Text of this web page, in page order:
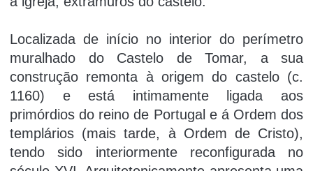
Localizada de iní­cio no interior do perí­metro
muralhado do Castelo de Tomar, a sua
construção remonta à origem do castelo (c.
1160) e está intimamente ligada aos
primórdios do reino de Portugal e á Ordem dos
templários (mais tarde, à Ordem de Cristo),
tendo sido interiormente reconfigurada no